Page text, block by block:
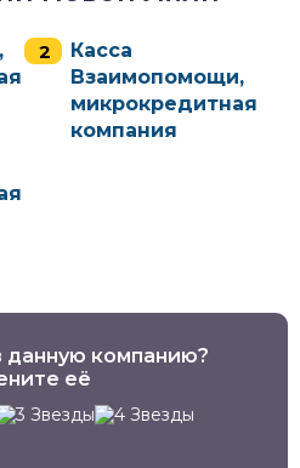
Касса
Взаимопомощи,
микрокредитная
компания
компанию?
её